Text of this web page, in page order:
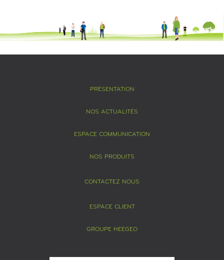
PRÉSENTATION
NOS ACTUALITÉS
ESPACE COMMUNICATION
NOS PRODUITS
CONTACTEZ NOUS
ESPACE CLIENT
GROUPE HEEGEO